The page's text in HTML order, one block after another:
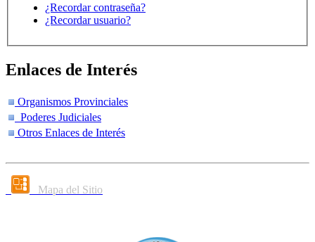
¿Recordar contraseña?
¿Recordar usuario?
Enlaces de Interés
Organismos Provinciales
Poderes Judiciales
Otros Enlaces de Interés
Mapa del Sitio